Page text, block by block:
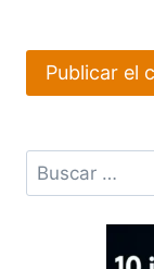
Buscar: